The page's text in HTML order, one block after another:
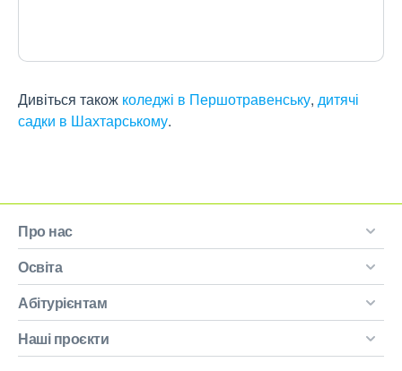
Дивіться також коледжі в Першотравенську, дитячі
садки в Шахтарському.
Про нас
Освіта
Абітурієнтам
Наші проєкти